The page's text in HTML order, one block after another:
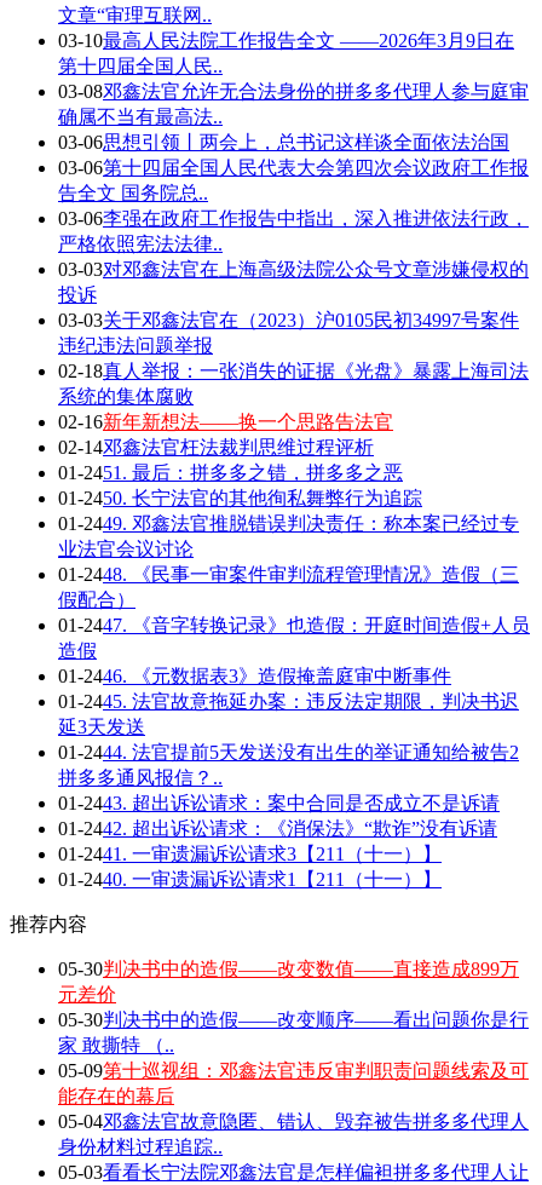
文章“审理互联网..
03-10最高人民法院工作报告全文 ——2026年3月9日在
第十四届全国人民..
03-08邓鑫法官允许无合法身份的拼多多代理人参与庭审
确属不当有最高法..
03-06思想引领丨两会上，总书记这样谈全面依法治国
03-06第十四届全国人民代表大会第四次会议政府工作报
告全文 国务院总..
03-06李强在政府工作报告中指出，深入推进依法行政，
严格依照宪法法律..
03-03对邓鑫法官在上海高级法院公众号文章涉嫌侵权的
投诉
03-03关于邓鑫法官在（2023）沪0105民初34997号案件
违纪违法问题举报
02-18真人举报：一张消失的证据《光盘》暴露上海司法
系统的集体腐败
02-16新年新想法——换一个思路告法官
02-14邓鑫法官枉法裁判思维过程评析
01-2451. 最后：拼多多之错，拼多多之恶
01-2450. 长宁法官的其他徇私舞弊行为追踪
01-2449. 邓鑫法官推脱错误判决责任：称本案已经过专
业法官会议讨论
01-2448. 《民事一审案件审判流程管理情况》造假（三
假配合）
01-2447. 《音字转换记录》也造假：开庭时间造假+人员
造假
01-2446. 《元数据表3》造假掩盖庭审中断事件
01-2445. 法官故意拖延办案：违反法定期限，判决书迟
延3天发送
01-2444. 法官提前5天发送没有出生的举证通知给被告2
拼多多通风报信？..
01-2443. 超出诉讼请求：案中合同是否成立不是诉请
01-2442. 超出诉讼请求：《消保法》“欺诈”没有诉请
01-2441. 一审遗漏诉讼请求3【211（十一）】
01-2440. 一审遗漏诉讼请求1【211（十一）】
推荐内容
05-30判决书中的造假——改变数值——直接造成899万
元差价
05-30判决书中的造假——改变顺序——看出问题你是行
家 敢撕特 （..
05-09第十巡视组：邓鑫法官违反审判职责问题线索及可
能存在的幕后
05-04邓鑫法官故意隐匿、错认、毁弃被告拼多多代理人
身份材料过程追踪..
05-03看看长宁法院邓鑫法官是怎样偏袒拼多多代理人让